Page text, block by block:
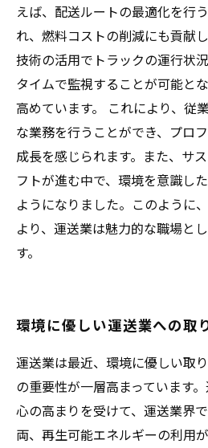
えば、配送ルートの最適化を行
れ、燃料コストの削減にも貢献
技術の活用でトラックの運行状
タイムで監視することが可能と
高めています。 これにより、従
な業務を行うことができ、プロ
成長を感じられます。また、サ
フトが進む中で、環境を意識し
ようになりました。このように
より、運送業は魅力的な職場と
す。
環境に優しい運送業への取
運送業は最近、環境に優しい取
の重要性が一層高まっています
心の高まりを受けて、運送業界
両、再生可能エネルギーの利用